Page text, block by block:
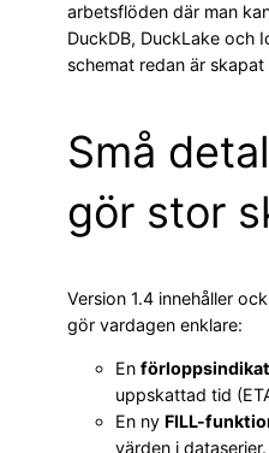
arbetsflöden där man
DuckDB, DuckLake och
schemat redan är
Små
gör stor
Version 1.4 innehåller
gör vardagen enklare:
En
uppskattad tid
En ny FILL-
värden i dataserier.